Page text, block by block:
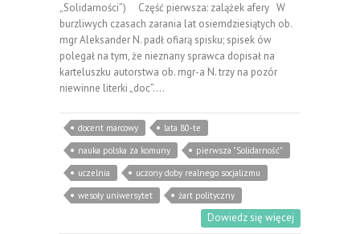
„Solidarności”) Część pierwsza: zalążek afery W
burzliwych czasach zarania lat osiemdziesiątych ob.
mgr Aleksander N. padł ofiarą spisku; spisek ów
polegał na tym, że nieznany sprawca dopisał na
karteluszku autorstwa ob. mgr-a N. trzy na pozór
niewinne literki „doc”.…
docent marcowy
lata 80-te
nauka polska za komuny
pierwsza "Solidarność"
uczelnia
uczony doby realnego socjalizmu
wesoły uniwersytet
żart polityczny
Dowiedz się więcej